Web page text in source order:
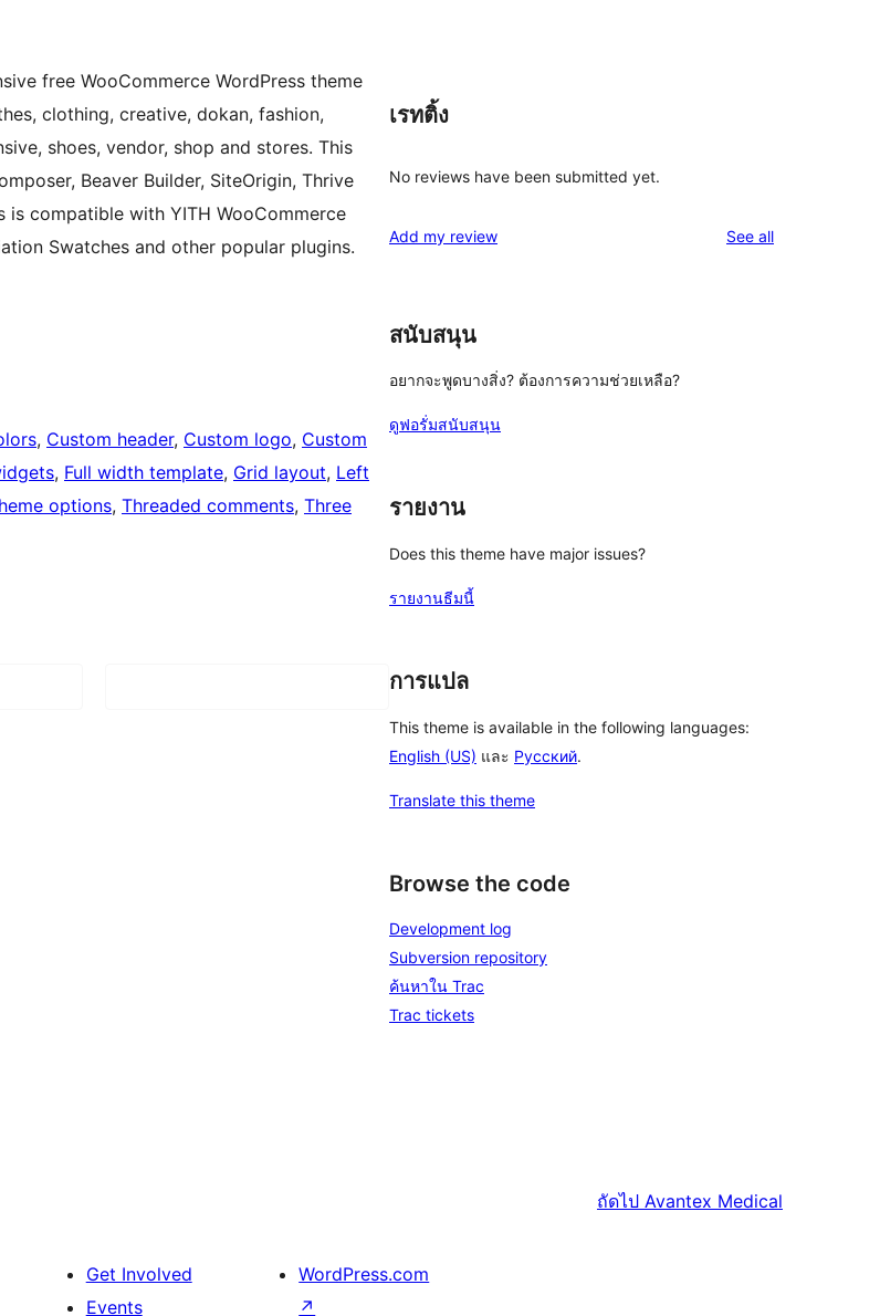
free WooCommerce WordPress theme
clothing, creative, dokan, fashion,
shoes, vendor, shop and stores. This
Beaver Builder, SiteOrigin, Thrive
compatible with YITH WooCommerce
Swatches and other popular plugins.
, Custom header, Custom logo, Custom
, Full width template, Grid layout, Left
options, Threaded comments, Three
เรทติ้ง
No reviews have been submitted yet.
Add my review See allreviews
สนับสนุน
อยากจะพูดบางสิ่ง? ต้องการความช่วยเหลือ?
ดูฟอรั่มสนับสนุน
รายงาน
Does this theme have major issues?
รายงานธีมนี้
การแปล
This theme is available in the following languages:
English (US) และ Русский.
Translate this theme
Browse the code
Development log
Subversion repository
ค้นหาใน Trac
Trac tickets
ถัดไป Avantex Medical
Get Involved
Events
WordPress.com
↗